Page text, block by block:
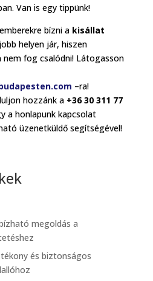
Van is egy tippünk!
bízni a kisállat
helyen jár, hiszen
fog csalódni! Látogasson
–ra!
hozzánk a +36 30 311 77
a honlapunk kapcsolat
üzenetküldő segítségével!
megoldás a
és biztonságos